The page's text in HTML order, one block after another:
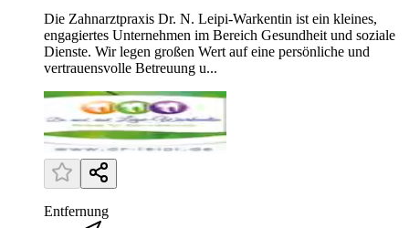
Die Zahnarztpraxis Dr. N. Leipi-Warkentin ist ein kleines,
engagiertes Unternehmen im Bereich Gesundheit und soziale
Dienste. Wir legen großen Wert auf eine persönliche und
vertrauensvolle Betreuung u...
Entfernung